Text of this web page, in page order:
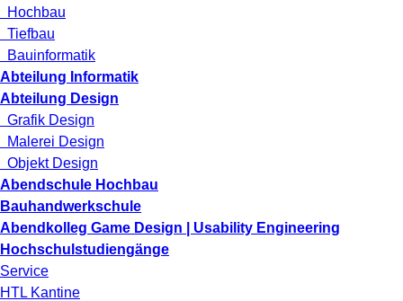
Hochbau
Tiefbau
Bauinformatik
Abteilung Informatik
Abteilung Design
Grafik Design
Malerei Design
Objekt Design
Abendschule Hochbau
Bauhandwerkschule
Abendkolleg Game Design | Usability Engineering
Hochschulstudiengänge
Service
HTL Kantine